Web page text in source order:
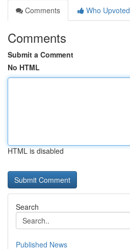
Comments
Who Upvoted
Comments
Submit a Comment
No HTML
HTML is disabled
Search
Published News